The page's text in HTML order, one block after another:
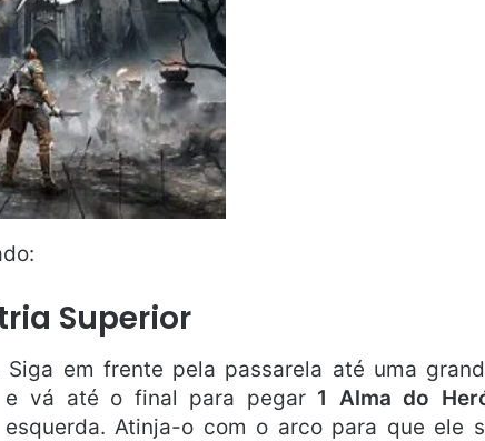
Superior
em frente pela passarela até uma
e vá até o final para pegar 1 Alma do
Atinja-o com o arco para que ele